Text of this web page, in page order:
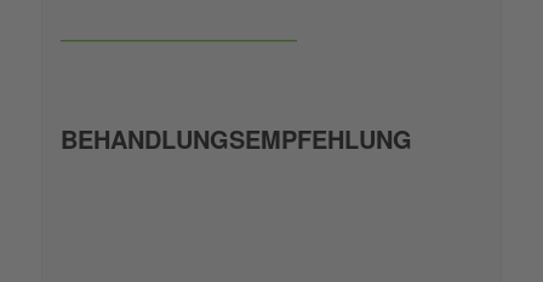
———————————————
BEHANDLUNGSEMPFEHLUNG